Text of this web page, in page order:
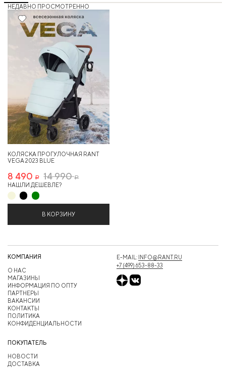
НЕДАВНО ПРОСМОТРЕННО
43%
КОЛЯСКА ПРОГУЛОЧНАЯ RANT
VEGA 2023 BLUE
8 490 Р 14 990Р
НАШЛИ ДЕШЕВЛЕ?
В КОРЗИНУ
КОМПАНИЯ
О НАС
МАГАЗИНЫ
ИНФОРМАЦИЯ ПО ОПТУ
ПАРТНЕРЫ
ВАКАНСИИ
КОНТАКТЫ
ПОЛИТИКА
КОНФИДЕНЦИАЛЬНОСТИ
ПОКУПАТЕЛЬ
НОВОСТИ
ДОСТАВКА
E-MAIL: INFO@RANT.RU
+7 (499) 653-88-33